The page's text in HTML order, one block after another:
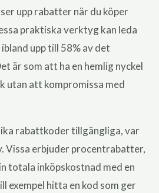
upp rabatter när du köper
praktiska verktyg kan leda
upp till 58% av det
är som att ha en hemlig nyckel
utan att kompromissa med
rabattkoder tillgängliga, var
Vissa erbjuder procentrabatter,
totala inköpskostnad med en
exempel hitta en kod som ger